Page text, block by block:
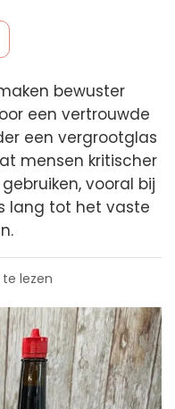
bewuster
een vertrouwde
een vergrootglas
mensen kritischer
vooral bij
lang tot het vaste
lezen